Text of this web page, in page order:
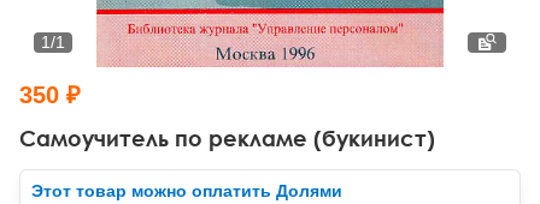
Тревожные расстройства, панические атаки
Психодрама
Другие направления психотерапии
Классический, эриксоновский гипноз и НЛП
Психология труда и эргономика
Социальная психология
Социальная и организационная психология
Классический и юнгианский психоанализ
Самоучитель по рекламе (букинист)
1/1
350 ₽
Этот товар можно оплатить Долями